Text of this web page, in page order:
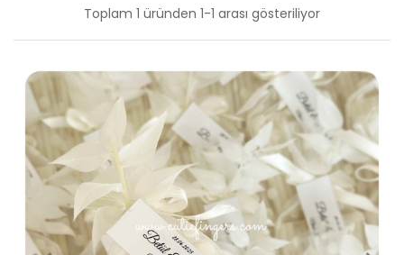
Toplam 1 üründen 1-1 arası gösteriliyor